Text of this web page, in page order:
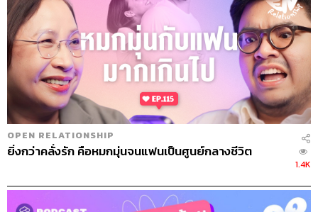
OPEN RELATIONSHIP
ยิ่งกว่าคลั่งรัก คือหมกมุ่นจนแฟนเป็นศูนย์กลางชีวิต
1.4K